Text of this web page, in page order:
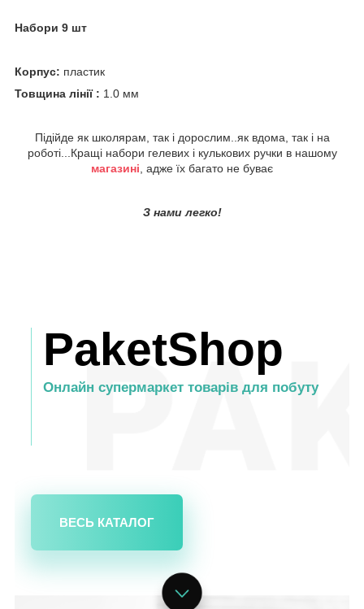
Набори 9 шт
Корпус: пластик
Товщина лінії : 1.0 мм
Підійде як школярам, так і дорослим..як вдома, так і на
роботі...Кращі набори гелевих і кулькових ручки в нашому
магазині , адже їх багато не буває
З нами легко!
PaketShop
Онлайн супермаркет товарів для побуту
ВЕСЬ КАТАЛОГ